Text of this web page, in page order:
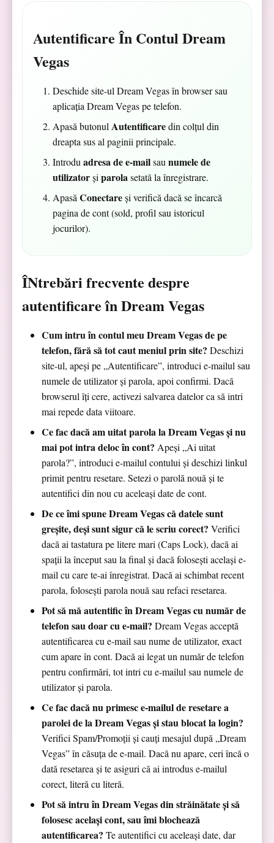
Autentificare În Contul Dream
Vegas
Deschide site-ul Dream Vegas în browser sau
aplicația Dream Vegas pe telefon.
Apasă butonul Autentificaredin colțul din
dreapta sus al paginii principale.
Introdu adresa de e-mailsau numele de
utilizatorși parola setată la înregistrare.
Apasă Conectareși verifică dacă se încarcă
pagina de cont (sold, profil sau istoricul
jocurilor).
ÎNtrebări frecvente despre
autentificare în Dream Vegas
Cum intru în contul meu Dream Vegas de pe
telefon, fără să tot caut meniul prin site? Deschizi
site-ul, apeși pe „Autentificare”, introduci e-mailul sau
numele de utilizator și parola, apoi confirmi. Dacă
browserul îți cere, activezi salvarea datelor ca să intri
mai repede data viitoare.
Ce fac dacă am uitat parola la Dream Vegas și nu
mai pot intra deloc în cont? Apeși „Ai uitat
parola?”, introduci e-mailul contului și deschizi linkul
primit pentru resetare. Setezi o parolă nouă și te
autentifici din nou cu aceleași date de cont.
De ce îmi spune Dream Vegas că datele sunt
greșite, deși sunt sigur că le scriu corect? Verifici
dacă ai tastatura pe litere mari (Caps Lock), dacă ai
spații la început sau la final și dacă folosești același e-
mail cu care te-ai înregistrat. Dacă ai schimbat recent
parola, folosești parola nouă sau refaci resetarea.
Pot să mă autentific în Dream Vegas cu număr de
telefon sau doar cu e-mail? Dream Vegas acceptă
autentificarea cu e-mail sau nume de utilizator, exact
cum apare în cont. Dacă ai legat un număr de telefon
pentru confirmări, tot intri cu e-mailul sau numele de
utilizator și parola.
Ce fac dacă nu primesc e-mailul de resetare a
parolei de la Dream Vegas și stau blocat la login?
Verifici Spam/Promoții și cauți mesajul după „Dream
Vegas” în căsuța de e-mail. Dacă nu apare, ceri încă o
dată resetarea și te asiguri că ai introdus e-mailul
corect, literă cu literă.
Pot să intru în Dream Vegas din străinătate și să
folosesc același cont, sau îmi blochează
autentificarea? Te autentifici cu aceleași date, dar